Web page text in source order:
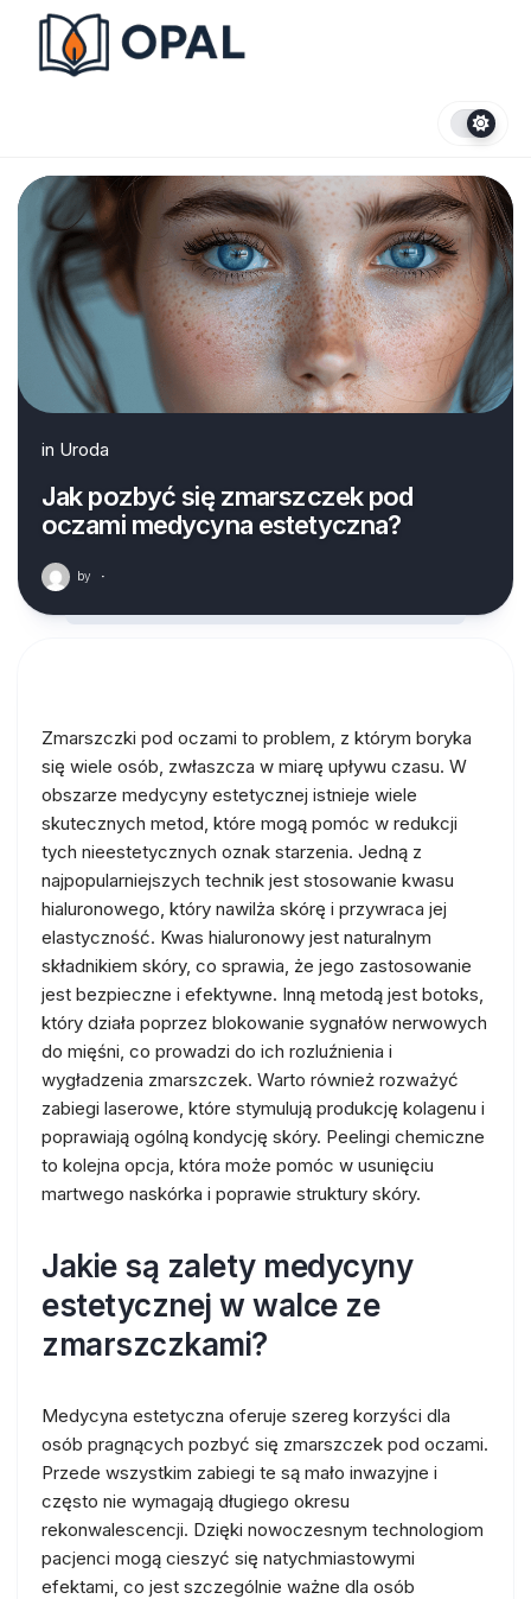
content
in Uroda
Jak pozbyć się zmarszczek pod
oczami medycyna estetyczna?
by ·
Zmarszczki pod oczami to problem, z którym boryka
się wiele osób, zwłaszcza w miarę upływu czasu. W
obszarze medycyny estetycznej istnieje wiele
skutecznych metod, które mogą pomóc w redukcji
tych nieestetycznych oznak starzenia. Jedną z
najpopularniejszych technik jest stosowanie kwasu
hialuronowego, który nawilża skórę i przywraca jej
elastyczność. Kwas hialuronowy jest naturalnym
składnikiem skóry, co sprawia, że jego zastosowanie
jest bezpieczne i efektywne. Inną metodą jest botoks,
który działa poprzez blokowanie sygnałów nerwowych
do mięśni, co prowadzi do ich rozluźnienia i
wygładzenia zmarszczek. Warto również rozważyć
zabiegi laserowe, które stymulują produkcję kolagenu i
poprawiają ogólną kondycję skóry. Peelingi chemiczne
to kolejna opcja, która może pomóc w usunięciu
martwego naskórka i poprawie struktury skóry.
Jakie są zalety medycyny
estetycznej w walce ze
zmarszczkami?
Medycyna estetyczna oferuje szereg korzyści dla
osób pragnących pozbyć się zmarszczek pod oczami.
Przede wszystkim zabiegi te są mało inwazyjne i
często nie wymagają długiego okresu
rekonwalescencji. Dzięki nowoczesnym technologiom
pacjenci mogą cieszyć się natychmiastowymi
efektami, co jest szczególnie ważne dla osób